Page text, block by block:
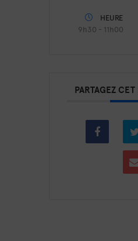
HEURE
9h30 - 11h00
PARTAGEZ